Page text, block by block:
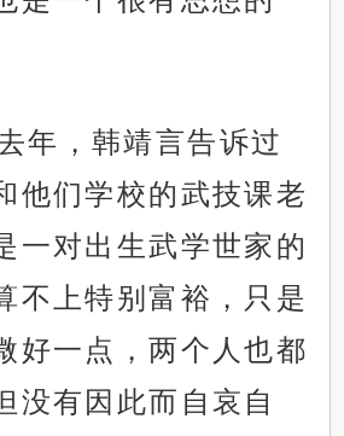
年，韩靖言告诉过
他们学校的武技课老
一对出生武学世家的
不上特别富裕，只是
好一点，两个人也都
没有因此而自哀自